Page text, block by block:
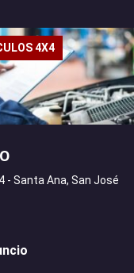
4X4
- Santa Ana, San José